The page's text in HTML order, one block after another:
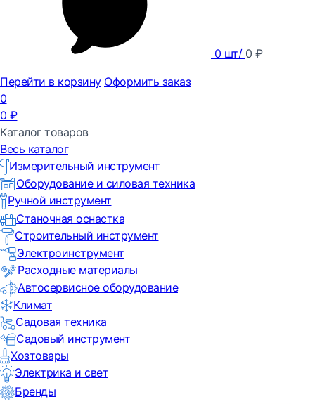
0 шт/ 0 ₽
Перейти в корзину Оформить заказ
0
0 ₽
Каталог товаров
Весь каталог
Измерительный инструмент
Оборудование и силовая техника
Ручной инструмент
Станочная оснастка
Строительный инструмент
Электроинструмент
Расходные материалы
Автосервисное оборудование
Климат
Садовая техника
Садовый инструмент
Хозтовары
Электрика и свет
Бренды